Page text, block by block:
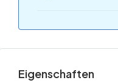
Eigenschaften